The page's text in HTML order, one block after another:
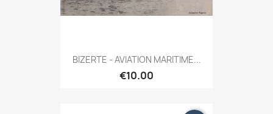
BIZERTE - AVIATION MARITIME...
€10.00